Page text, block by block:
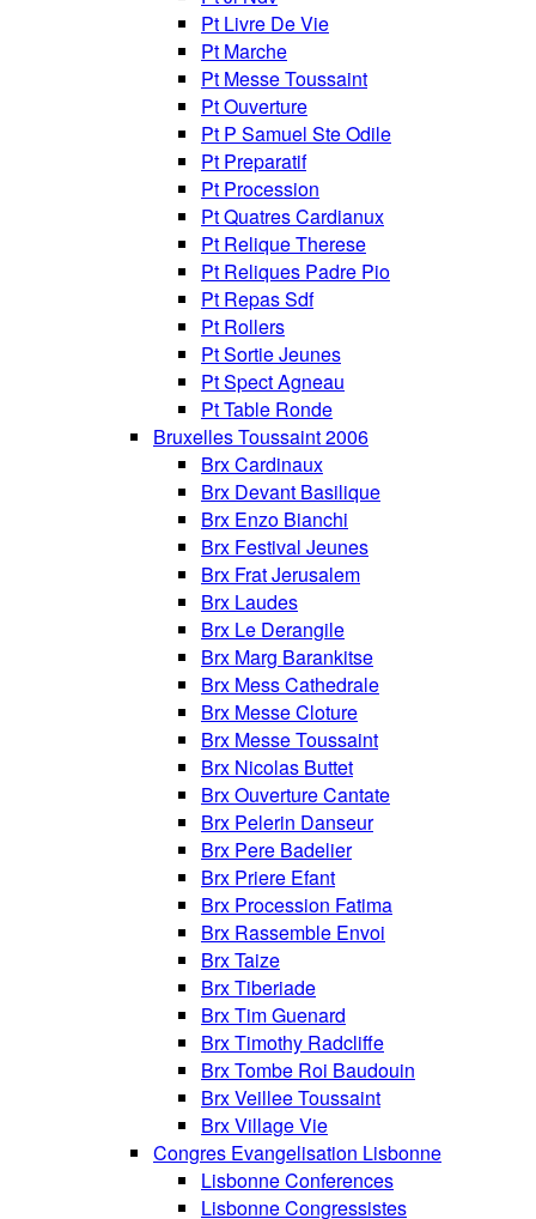
Pt Livre De Vie
Pt Marche
Pt Messe Toussaint
Pt Ouverture
Pt P Samuel Ste Odile
Pt Preparatif
Pt Procession
Pt Quatres Cardianux
Pt Relique Therese
Pt Reliques Padre Pio
Pt Repas Sdf
Pt Rollers
Pt Sortie Jeunes
Pt Spect Agneau
Pt Table Ronde
Bruxelles Toussaint 2006
Brx Cardinaux
Brx Devant Basilique
Brx Enzo Bianchi
Brx Festival Jeunes
Brx Frat Jerusalem
Brx Laudes
Brx Le Derangile
Brx Marg Barankitse
Brx Mess Cathedrale
Brx Messe Cloture
Brx Messe Toussaint
Brx Nicolas Buttet
Brx Ouverture Cantate
Brx Pelerin Danseur
Brx Pere Badelier
Brx Priere Efant
Brx Procession Fatima
Brx Rassemble Envoi
Brx Taize
Brx Tiberiade
Brx Tim Guenard
Brx Timothy Radcliffe
Brx Tombe Roi Baudouin
Brx Veillee Toussaint
Brx Village Vie
Congres Evangelisation Lisbonne
Lisbonne Conferences
Lisbonne Congressistes